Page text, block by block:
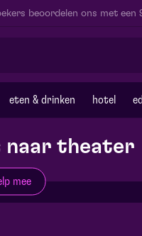
beoordelen ons met een
eten & drinken hotel
naar theater
mee